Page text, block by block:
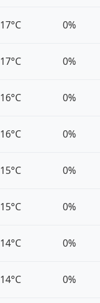
17°C 0%
17°C 0%
16°C 0%
16°C 0%
15°C 0%
15°C 0%
14°C 0%
14°C 0%